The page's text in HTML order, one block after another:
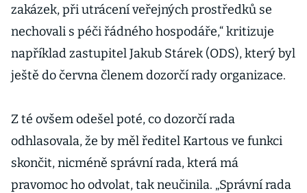
zakázek, při utrácení veřejných prostředků se
nechovali s péči řádného hospodáře,“ kritizuje
například zastupitel Jakub Stárek (ODS), který byl
ještě do června členem dozorčí rady organizace.
Z té ovšem odešel poté, co dozorčí rada
odhlasovala, že by měl ředitel Kartous ve funkci
skončit, nicméně správní rada, která má
pravomoc ho odvolat, tak neučinila. „Správní rada